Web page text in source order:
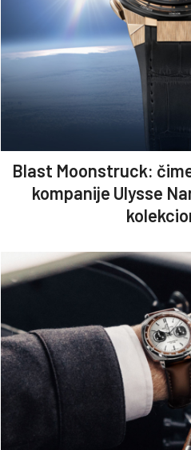
Blast Moonstruck:
kompanije Ulysse